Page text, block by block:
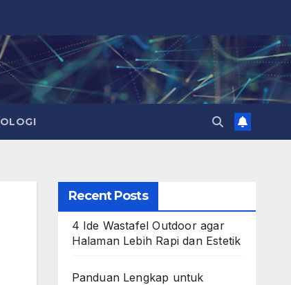
Recent Posts
4 Ide Wastafel Outdoor agar
Halaman Lebih Rapi dan Estetik
Panduan Lengkap untuk